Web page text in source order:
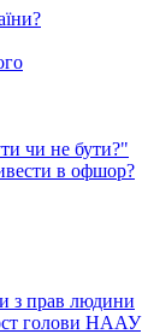
чи не бути?"
в офшор?
з прав людини
голови НААУ